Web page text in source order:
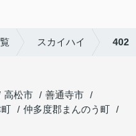
スカイハイ 402
高松市
善通寺市
仲多度郡まんのう町